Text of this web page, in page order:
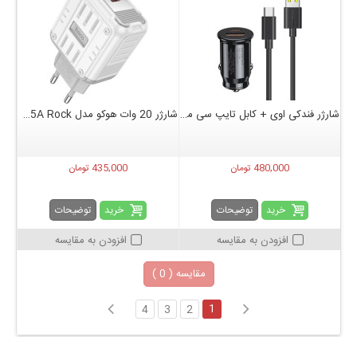
شارژر فندکی اوی + کابل تایپ سی مدل awei C-706
480,000 تومان
خرید توضیحات
افزودن به مقایسه
شارژر 20 وات هوکو مدل C135A Rock
435,000 تومان
خرید توضیحات
افزودن به مقایسه
مقایسه ( 0
)
1
2
3
4